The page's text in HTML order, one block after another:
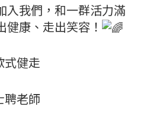
入我們，和一群活力滿
康、走出笑容！
式健走
聘老師